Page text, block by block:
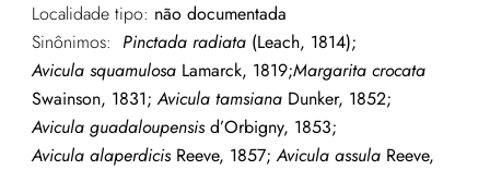
Localidade tipo: não documentada
Sinônimos: Pinctada radiata(Leach, 1814);
Avicula squamulosaLamarck, 1819;Margarita crocata
Swainson, 1831;Avicula tamsianaDunker, 1852;
Avicula guadaloupensisd’Orbigny, 1853;
Avicula alaperdicisReeve, 1857;Avicula assulaReeve,